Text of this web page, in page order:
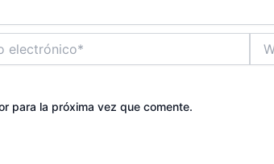
para la próxima vez que comente.